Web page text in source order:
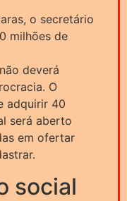
o secretário
milhões de
deverá
O
adquirir 40
será aberto
em ofertar
social